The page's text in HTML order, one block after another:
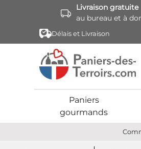
Livraison gratuite
au bureau et à
Délais et Livraison
Paniers
gourmands